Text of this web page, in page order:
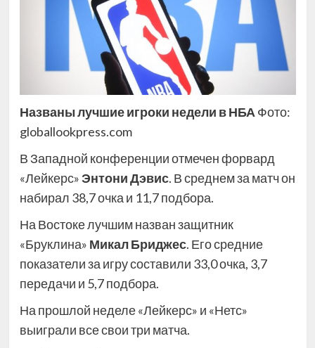
Названы лучшие игроки недели в НБА Фото:
globallookpress.com
В Западной конференции отмечен форвард
«Лейкерс»Энтони Дэвис. В среднем за матч он
набирал 38,7 очка и 11,7 подбора.
На Востоке лучшим назван защитник
«Бруклина» Микал Бриджес. Его средние
показатели за игру составили 33,0 очка, 3,7
передачи и 5,7 подбора.
На прошлой неделе «Лейкерс» и «Нетс»
выиграли все свои три матча.